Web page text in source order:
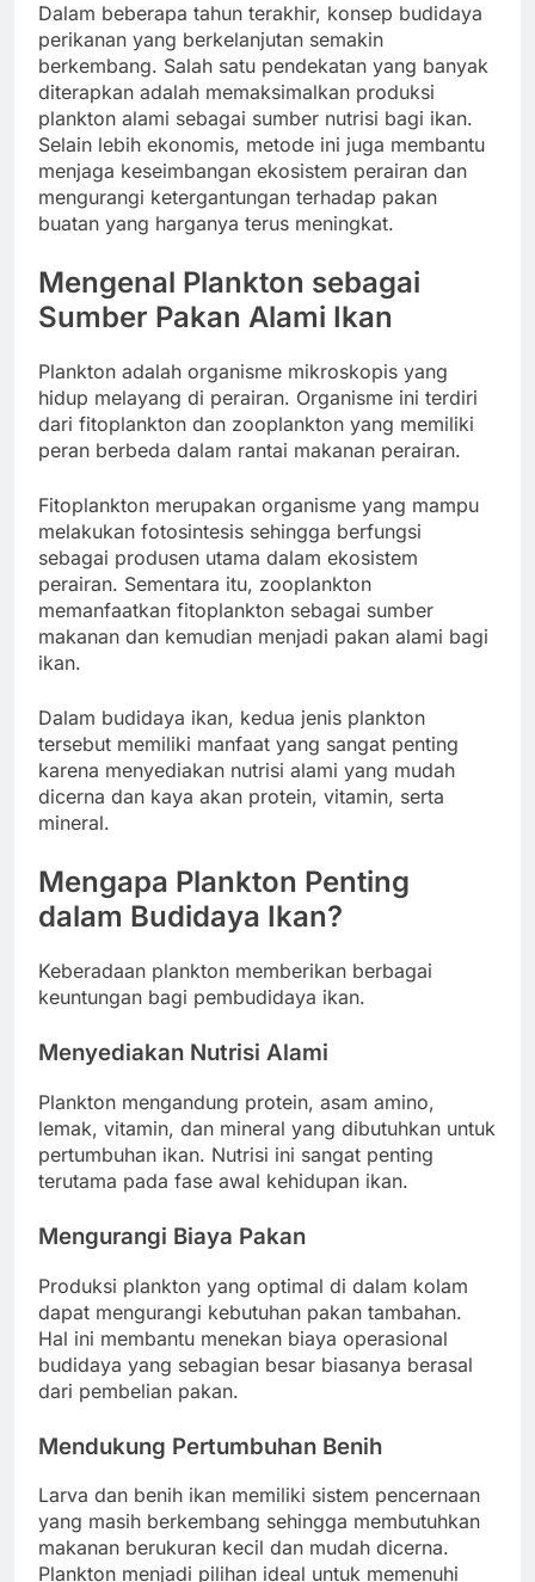
Dalam beberapa tahun terakhir, konsep budidaya
perikanan yang berkelanjutan semakin
berkembang. Salah satu pendekatan yang banyak
diterapkan adalah memaksimalkan produksi
plankton alami sebagai sumber nutrisi bagi ikan.
Selain lebih ekonomis, metode ini juga membantu
menjaga keseimbangan ekosistem perairan dan
mengurangi ketergantungan terhadap pakan
buatan yang harganya terus meningkat.
Mengenal Plankton sebagai
Sumber Pakan Alami Ikan
Plankton adalah organisme mikroskopis yang
hidup melayang di perairan. Organisme ini terdiri
dari fitoplankton dan zooplankton yang memiliki
peran berbeda dalam rantai makanan perairan.
Fitoplankton merupakan organisme yang mampu
melakukan fotosintesis sehingga berfungsi
sebagai produsen utama dalam ekosistem
perairan. Sementara itu, zooplankton
memanfaatkan fitoplankton sebagai sumber
makanan dan kemudian menjadi pakan alami bagi
ikan.
Dalam budidaya ikan, kedua jenis plankton
tersebut memiliki manfaat yang sangat penting
karena menyediakan nutrisi alami yang mudah
dicerna dan kaya akan protein, vitamin, serta
mineral.
Mengapa Plankton Penting
dalam Budidaya Ikan?
Keberadaan plankton memberikan berbagai
keuntungan bagi pembudidaya ikan.
Menyediakan Nutrisi Alami
Plankton mengandung protein, asam amino,
lemak, vitamin, dan mineral yang dibutuhkan untuk
pertumbuhan ikan. Nutrisi ini sangat penting
terutama pada fase awal kehidupan ikan.
Mengurangi Biaya Pakan
Produksi plankton yang optimal di dalam kolam
dapat mengurangi kebutuhan pakan tambahan.
Hal ini membantu menekan biaya operasional
budidaya yang sebagian besar biasanya berasal
dari pembelian pakan.
Mendukung Pertumbuhan Benih
Larva dan benih ikan memiliki sistem pencernaan
yang masih berkembang sehingga membutuhkan
makanan berukuran kecil dan mudah dicerna.
Plankton menjadi pilihan ideal untuk memenuhi